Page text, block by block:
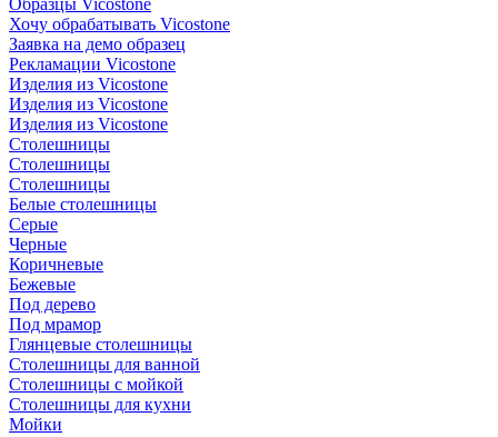
Образцы Vicostone
Хочу обрабатывать Vicostone
Заявка на демо образец
Рекламации Vicostone
Изделия из Vicostone
Изделия из Vicostone
Изделия из Vicostone
Столешницы
Столешницы
Столешницы
Белые столешницы
Серые
Черные
Коричневые
Бежевые
Под дерево
Под мрамор
Глянцевые столешницы
Столешницы для ванной
Столешницы с мойкой
Столешницы для кухни
Мойки